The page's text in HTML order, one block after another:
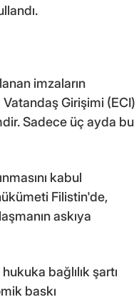
imzaların
Girişimi (ECI)
Sadece üç ayda bu
kabul
Filistin'de,
askıya
bağlılık şartı
baskı